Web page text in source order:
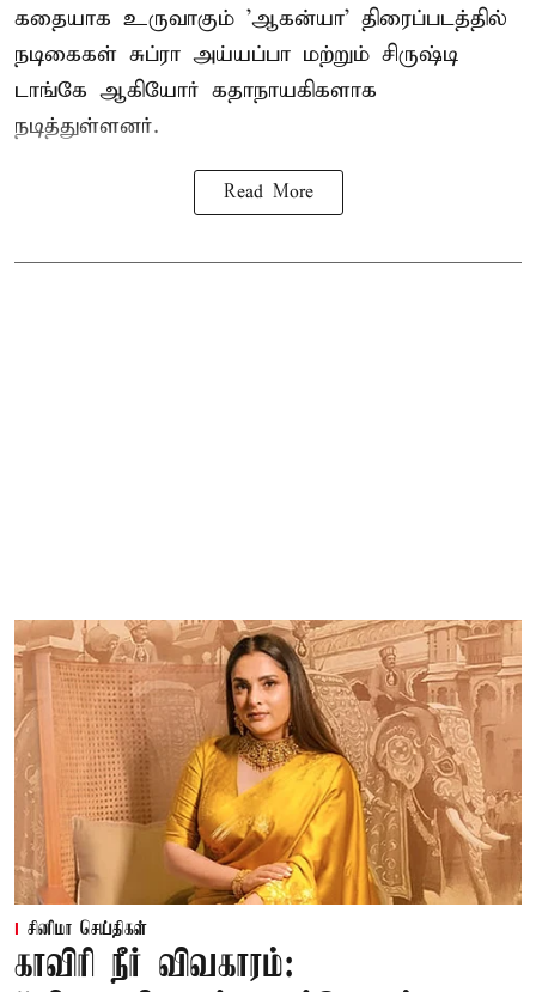
கதையாக உருவாகும் 'ஆகன்யா' திரைப்படத்தில்
நடிகைகள் சுப்ரா அய்யப்பா மற்றும் சிருஷ்டி
டாங்கே ஆகியோர் கதாநாயகிகளாக
நடித்துள்ளனர்.
Read More
சினிமா செய்திகள்
காவிரி நீர் விவகாரம்: